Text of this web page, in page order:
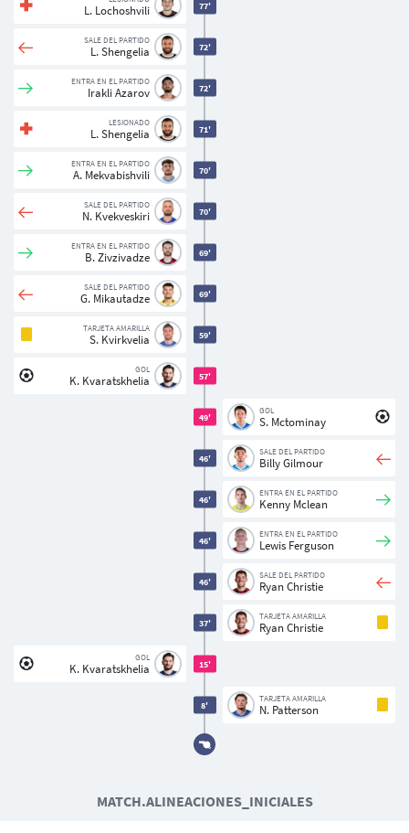
8'
TARJETA AMARILLA
N. Patterson
15'
GOL
K. Kvaratskhelia
37'
TARJETA AMARILLA
Ryan Christie
46'
SALE DEL PARTIDO
Ryan Christie
46'
ENTRA EN EL PARTIDO
Lewis Ferguson
46'
ENTRA EN EL PARTIDO
Kenny Mclean
46'
SALE DEL PARTIDO
Billy Gilmour
49'
GOL
S. Mctominay
57'
GOL
K. Kvaratskhelia
59'
TARJETA AMARILLA
S. Kvirkvelia
69'
SALE DEL PARTIDO
G. Mikautadze
69'
ENTRA EN EL PARTIDO
B. Zivzivadze
70'
SALE DEL PARTIDO
N. Kvekveskiri
70'
ENTRA EN EL PARTIDO
A. Mekvabishvili
71'
LESIONADO
L. Shengelia
72'
ENTRA EN EL PARTIDO
Irakli Azarov
72'
SALE DEL PARTIDO
L. Shengelia
77'
L. Lochoshvili
MATCH.ALINEACIONES_INICIALES
Usuarios